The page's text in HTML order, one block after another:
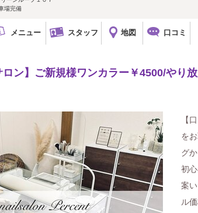
場完備
メニュー スタッフ 地図 口コミ
ロン】ご新規様ワンカラー￥4500/やり
【
を
グ
初
案
ル